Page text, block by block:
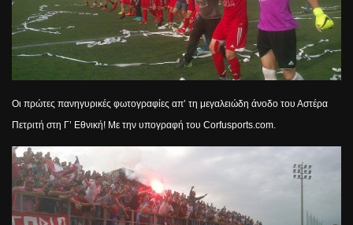
Οι πρώτες πανηγυρικές φωτογραφίες απ’ τη μεγαλειώδη άνοδο του Αστέρα
Πετριτή στη Γ’ Εθνική! Με την υπογραφή του Corfusports.com.